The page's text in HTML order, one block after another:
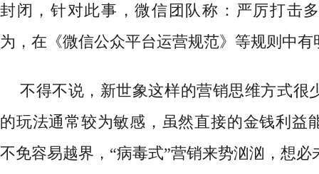
封闭，针对此事，微信团队称：严厉打击
为，在《微信公众平台运营规范》等规则中有
不得不说，新世象这样的营销思维方式很
的玩法通常较为敏感，虽然直接的金钱利益
不免容易越界， “病毒式”营销来势汹汹，想